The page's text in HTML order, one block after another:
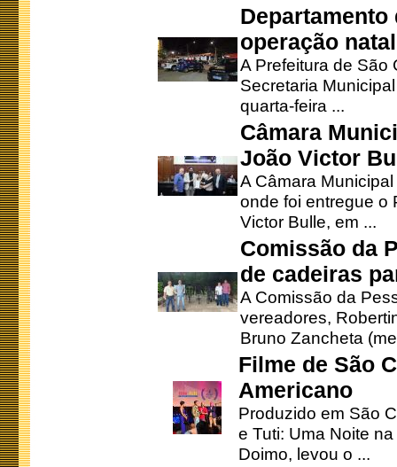
operação
A Prefeitura de São
Secretaria
quarta-feira ...
Câmara
João Victor
A Câmara
onde foi entregue o
Victor Bulle, em ...
Comissão da
de cadeiras
A Comissão da
vereadores,
Bruno Zancheta
Filme de São
Americano
Produzido em São
e Tuti: Uma Noite
Doimo, levou o ...